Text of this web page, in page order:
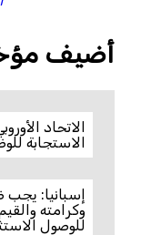
أضيف
الاتحاد
الاستجابة
إسبانيا:
وكرامته
للوصول